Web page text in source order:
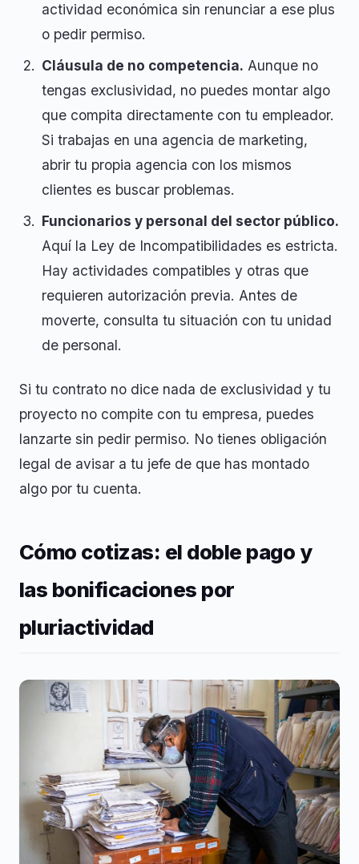
actividad económica sin renunciar a ese plus
o pedir permiso.
Cláusula de no competencia. Aunque no
tengas exclusividad, no puedes montar algo
que compita directamente con tu empleador.
Si trabajas en una agencia de marketing,
abrir tu propia agencia con los mismos
clientes es buscar problemas.
Funcionarios y personal del sector público.
Aquí la Ley de Incompatibilidades es estricta.
Hay actividades compatibles y otras que
requieren autorización previa. Antes de
moverte, consulta tu situación con tu unidad
de personal.
Si tu contrato no dice nada de exclusividad y tu
proyecto no compite con tu empresa, puedes
lanzarte sin pedir permiso. No tienes obligación
legal de avisar a tu jefe de que has montado
algo por tu cuenta.
Cómo cotizas: el doble pago y
las bonificaciones por
pluriactividad